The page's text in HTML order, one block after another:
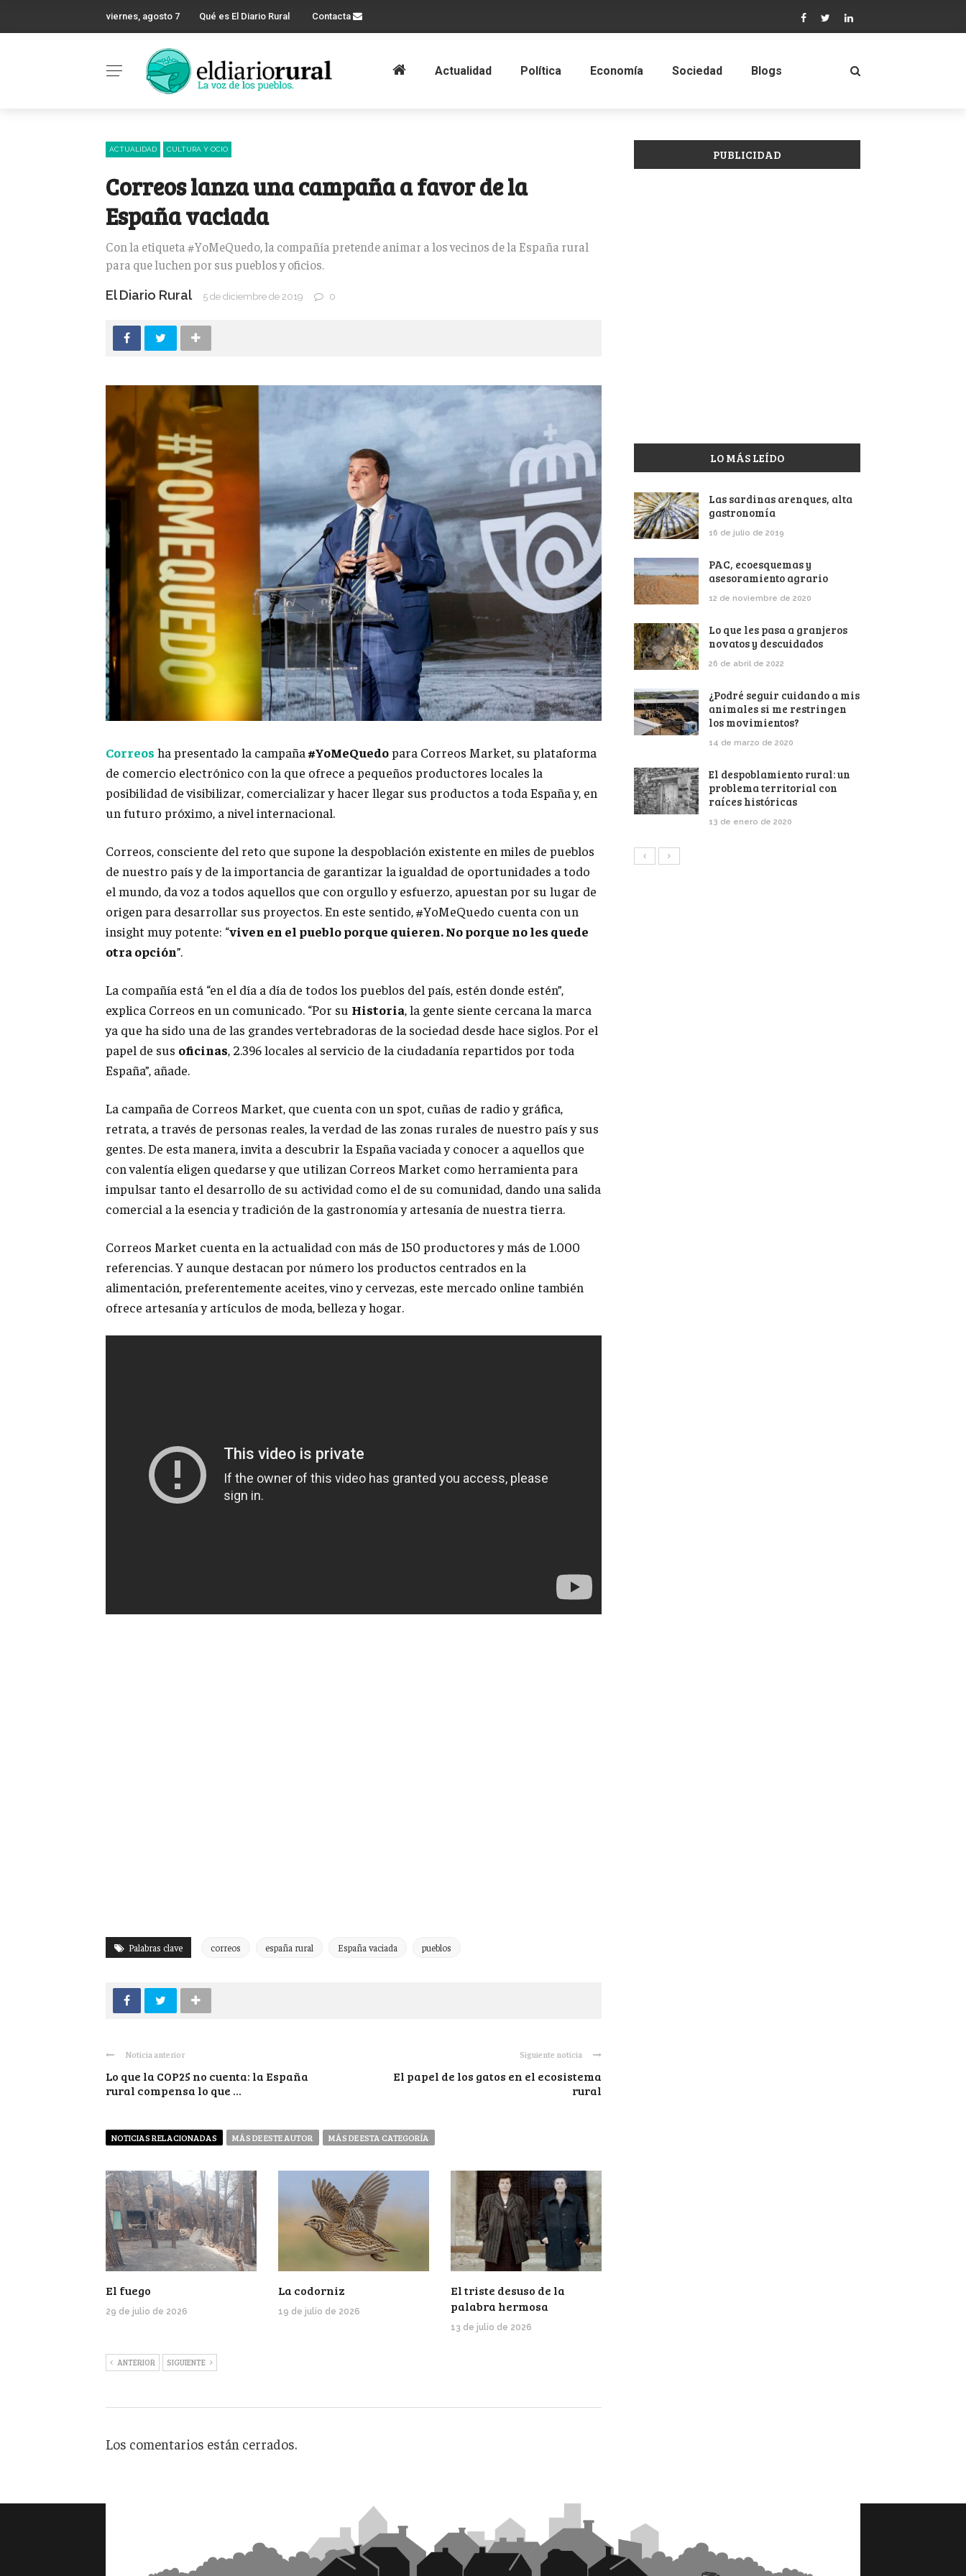
viernes, agosto 7 Qué es El Diario Rural Contacta
Actualidad Política Economía Sociedad Blogs
ACTUALIDAD CULTURA Y OCIO
Correos lanza una campaña a favor de la
España vaciada
Con la etiqueta #YoMeQuedo, la compañía pretende animar a los vecinos de la España rural
para que luchen por sus pueblos y oficios.
El Diario Rural 5 de diciembre de 2019 0
Correos ha presentado la campaña #YoMeQuedopara Correos Market, su plataforma
de comercio electrónico con la que ofrece a pequeños productores locales la
posibilidad de visibilizar, comercializar y hacer llegar sus productos a toda España y, en
un futuro próximo, a nivel internacional.
Correos, consciente del reto que supone la despoblación existente en miles de pueblos
de nuestro país y de la importancia de garantizar la igualdad de oportunidades a todo
el mundo, da voz a todos aquellos que con orgullo y esfuerzo, apuestan por su lugar de
origen para desarrollar sus proyectos. En este sentido, #YoMeQuedo cuenta con un
insight muy potente: “viven en el pueblo porque quieren. No porque no les quede
otra opción”.
La compañía está “en el día a día de todos los pueblos del país, estén donde estén”,
explica Correos en un comunicado. “Por su Historia, la gente siente cercana la marca
ya que ha sido una de las grandes vertebradoras de la sociedad desde hace siglos. Por el
papel de sus oficinas, 2.396 locales al servicio de la ciudadanía repartidos por toda
España”, añade.
La campaña de Correos Market, que cuenta con un spot, cuñas de radio y gráfica,
retrata, a través de personas reales, la verdad de las zonas rurales de nuestro país y sus
gentes. De esta manera, invita a descubrir la España vaciada y conocer a aquellos que
con valentía eligen quedarse y que utilizan Correos Market como herramienta para
impulsar tanto el desarrollo de su actividad como el de su comunidad, dando una salida
comercial a la esencia y tradición de la gastronomía y artesanía de nuestra tierra.
Correos Market cuenta en la actualidad con más de 150 productores y más de 1.000
referencias. Y aunque destacan por número los productos centrados en la
alimentación, preferentemente aceites, vino y cervezas, este mercado online también
ofrece artesanía y artículos de moda, belleza y hogar.
Palabras clave correos españa rural España vaciada pueblos
Noticia anterior
Lo que la COP25 no cuenta: la España
rural compensa lo que ...
Siguiente noticia
El papel de los gatos en el ecosistema
rural
NOTICIAS RELACIONADAS MÁS DE ESTE AUTOR MÁS DE ESTA CATEGORÍA
El fuego
29 de julio de 2026
La codorniz
19 de julio de 2026
El triste desuso de la
palabra hermosa
13 de julio de 2026
ANTERIOR SIGUIENTE
Los comentarios están cerrados.
PUBLICIDAD
LO MÁS LEÍDO
Las sardinas arenques, alta
gastronomía
16 de julio de 2019
PAC, ecoesquemas y
asesoramiento agrario
12 de noviembre de 2020
Lo que les pasa a granjeros
novatos y descuidados
26 de abril de 2022
¿Podré seguir cuidando a mis
animales si me restringen
los movimientos?
14 de marzo de 2020
El despoblamiento rural: un
problema territorial con
raíces históricas
13 de enero de 2020